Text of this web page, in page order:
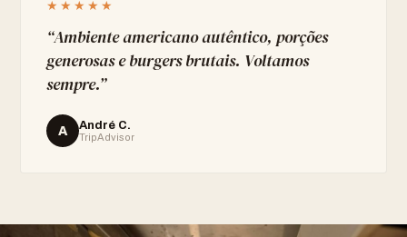
★★★★★
“Ambiente americano autêntico, porções
generosas e burgers brutais. Voltamos
sempre.”
A André C.
TripAdvisor